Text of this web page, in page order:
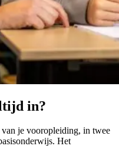
in?
je vooropleiding, in twee
Het